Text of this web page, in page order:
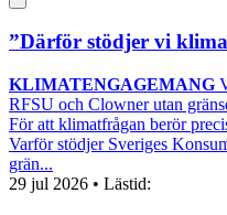
”Därför stödjer vi
KLIMATENGAGEMANG
RFSU och Clowner utan
För att klimatfrågan berör
Varför stödjer Sveriges
grän...
29 jul 2026 • Lästid: